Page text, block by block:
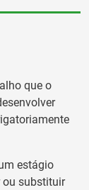
que o
estágio
ou substituir